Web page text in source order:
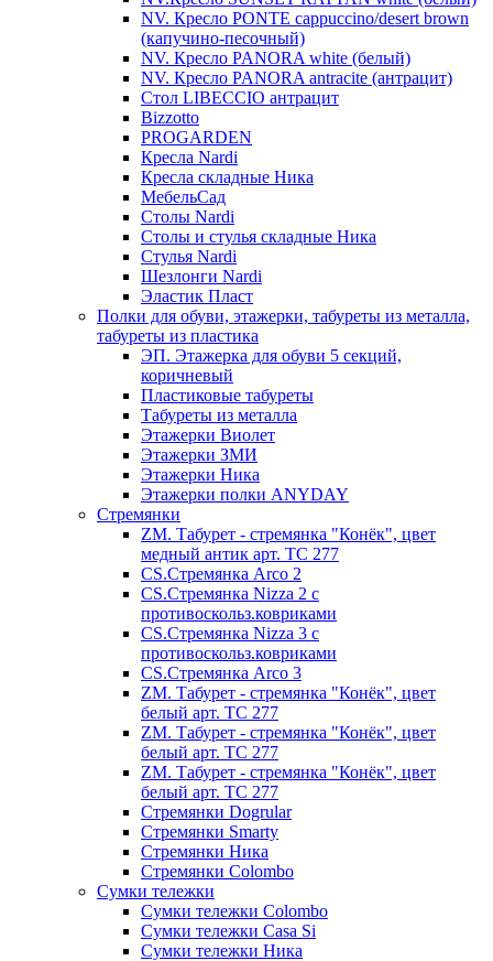
NV. Кресло PONTE cappuccino/desert brown
(капучино-песочный)
NV. Кресло PANORA white (белый)
NV. Кресло PANORA antracite (антрацит)
Стол LIBECCIO антрацит
Bizzotto
PROGARDEN
Кресла Nardi
Кресла складные Ника
МебельСад
Столы Nardi
Столы и стулья складные Ника
Стулья Nardi
Шезлонги Nardi
Эластик Пласт
Полки для обуви, этажерки, табуреты из металла,
табуреты из пластика
ЭП. Этажерка для обуви 5 секций,
коричневый
Пластиковые табуреты
Табуреты из металла
Этажерки Виолет
Этажерки ЗМИ
Этажерки Ника
Этажерки полки ANYDAY
Стремянки
ZM. Табурет - стремянка "Конёк", цвет
медный антик арт. ТС 277
CS.Стремянка Arco 2
CS.Стремянка Nizza 2 с
противоскольз.ковриками
CS.Стремянка Nizza 3 с
противоскольз.ковриками
CS.Стремянка Arco 3
ZM. Табурет - стремянка "Конёк", цвет
белый арт. ТС 277
ZM. Табурет - стремянка "Конёк", цвет
белый арт. ТС 277
ZM. Табурет - стремянка "Конёк", цвет
белый арт. ТС 277
Стремянки Dogrular
Стремянки Smarty
Стремянки Ника
Стремянки Сolombo
Сумки тележки
Сумки тележки Colombo
Сумки тележки Сasa Si
Сумки тележки Ника